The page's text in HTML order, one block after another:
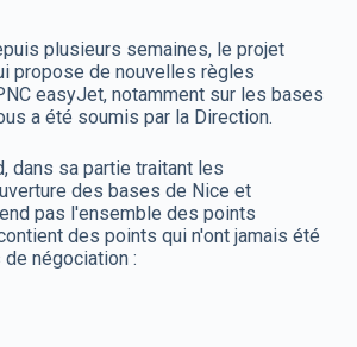
plusieurs semaines, le projet
propose de nouvelles règles
easyJet, notamment sur les bases
a été soumis par la Direction.
dans sa partie traitant les
des bases de Nice et
pas l'ensemble des points
des points qui n'ont jamais été
négociation :